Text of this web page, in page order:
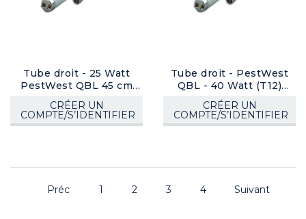
Tube droit - 25 Watt
PestWest QBL 45 cm
(T8) (gainé)
CRÉER UN
COMPTE/S’IDENTIFIER
Tube droit - PestWest
QBL - 40 Watt (T12)
(gainé)
CRÉER UN
COMPTE/S’IDENTIFIER
Préc 1 2 3 4 Suivant